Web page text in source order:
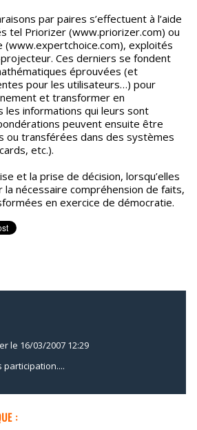
par paires s’effectuent à l’aide
tel Priorizer (www.priorizer.com) ou
(www.expertchoice.com), exploités
Ces derniers se fondent
éprouvées (et
pour les utilisateurs…) pour
et transformer en
les informations qui leurs sont
peuvent ensuite être
ou transférées dans des systèmes
etc.).
et la prise de décision, lorsqu’elles
la nécessaire compréhension de faits,
en exercice de démocratie.
le 16/03/2007 12:29
participation....
: